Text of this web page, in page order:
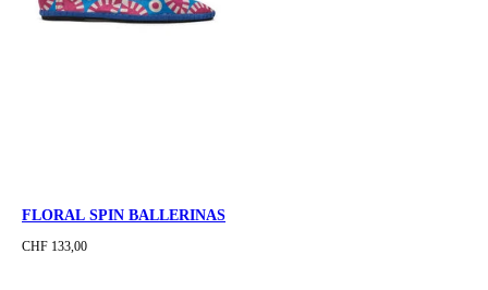
FLORAL SPIN BALLERINAS
CHF 133,00